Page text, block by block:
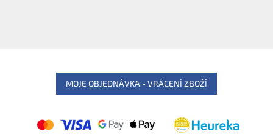
MOJE OBJEDNÁVKA - VRÁCENÍ ZBOŽÍ